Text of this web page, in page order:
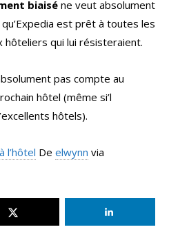
biaisé ne veut absolument
est prêt à toutes les
qui lui résisteraient.
pas compte au
hôtel (même si’l
hôtels).
l’hôtel De elwynn via